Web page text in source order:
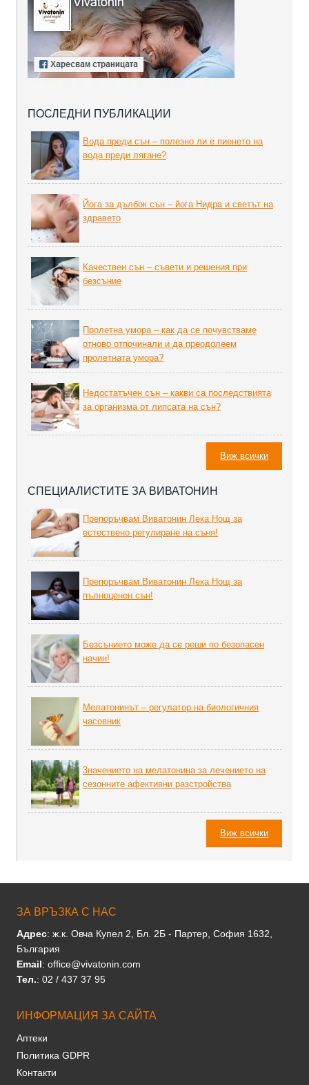
ПОСЛЕДНИ ПУБЛИКАЦИИ
Вода преди сън – полезно ли е пиенето на
вода преди лягане?
Йога за дълбок сън – йога Нидра и светът на
здравето
Качествен сън – съвети и решения при
безсъние
Пролетна умора – как да се почувстваме
отново отпочинали и да преодолеем
пролетната умора?
Недостатъчен сън – какви са последствията
за организма от липсата на сън?
Виж всички
СПЕЦИАЛИСТИТЕ ЗА ВИВАТОНИН
Препоръчвам Виватонин Лека Нощ за
естествено регулиране на съня!
Препоръчвам Виватонин Лека Нощ за
пълноценен сън!
Безсънието може да се реши по безопасен
начин!
Мелатонинът – регулатор на биoлoгичния
часовник
3начението на мелатонина за лечението на
сезонните афективни разстройства
Виж всички
ЗА ВРЪЗКА С НАС
Адрес: ж.к. Овча Купел 2, Бл. 2Б - Партер, София 1632,
България
Email: office@vivatonin.com
Тел.: 02 / 437 37 95
ИНФОРМАЦИЯ ЗА САЙТА
Аптеки
Политика GDPR
Контакти